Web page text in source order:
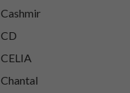
Cashmir
CD
CELIA
Chantal